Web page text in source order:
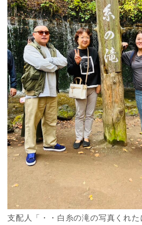
支配人「・・白糸の滝の写真くれた